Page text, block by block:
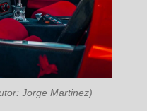
Jorge Martinez)